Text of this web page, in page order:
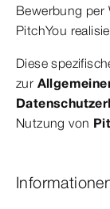
Bewerbung per
PitchYou
Diese
zur
Nutzung von